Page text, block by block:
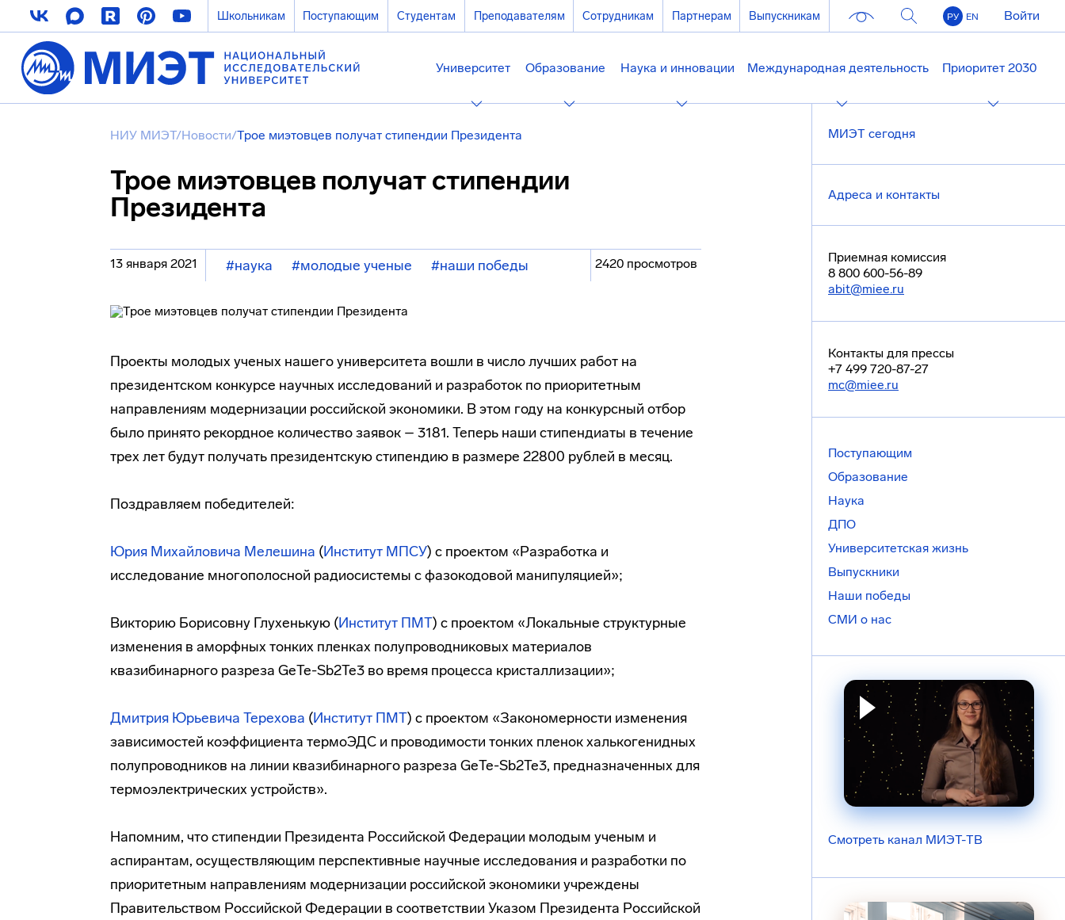
Школьникам Поступающим Студентам Преподавателям Сотрудникам Партнерам Выпускникам РУ EN Войти
Университет Образование Наука и инновации Международная деятельность Приоритет 2030
НИУ МИЭТ/Новости/Трое миэтовцев получат стипендии Президента
Трое миэтовцев получат стипендии
Президента
13 января 2021 #наука #молодые ученые #наши победы 2420 просмотров
Проекты молодых ученых нашего университета вошли в число лучших работ на
президентском конкурсе научных исследований и разработок по приоритетным
направлениям модернизации российской экономики. В этом году на конкурсный отбор
было принято рекордное количество заявок – 3181. Теперь наши стипендиаты в течение
трех лет будут получать президентскую стипендию в размере 22800 рублей в месяц.
Поздравляем победителей:
Юрия Михайловича Мелешина (Институт МПСУ) с проектом «Разработка и
исследование многополосной радиосистемы с фазокодовой манипуляцией»;
Викторию Борисовну Глухенькую (Институт ПМТ) с проектом «Локальные структурные
изменения в аморфных тонких пленках полупроводниковых материалов
квазибинарного разреза GeTe-Sb2Te3 во время процесса кристаллизации»;
Дмитрия Юрьевича Терехова (Институт ПМТ) с проектом «Закономерности изменения
зависимостей коэффициента термоЭДС и проводимости тонких пленок халькогенидных
полупроводников на линии квазибинарного разреза GeTe-Sb2Te3, предназначенных для
термоэлектрических устройств».
Напомним, что стипендии Президента Российской Федерации молодым ученым и
аспирантам, осуществляющим перспективные научные исследования и разработки по
приоритетным направлениям модернизации российской экономики учреждены
Правительством Российской Федерации в соответствии Указом Президента Российской
МИЭТ сегодня
Адреса и контакты
Приемная комиссия
8 800 600-56-89
abit@miee.ru
Контакты для прессы
+7 499 720-87-27
mc@miee.ru
Поступающим
Образование
Наука
ДПО
Университетская жизнь
Выпускники
Наши победы
СМИ о нас
Смотреть канал МИЭТ-ТВ